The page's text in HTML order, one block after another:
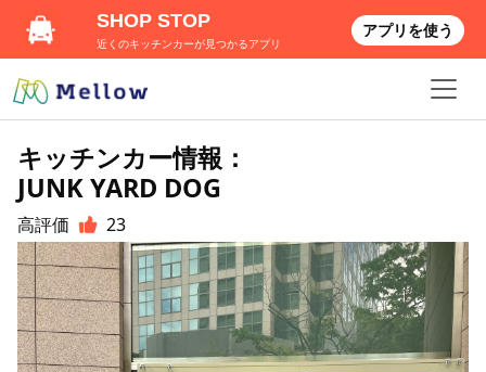
キッチンカー情報：
JUNK YARD DOG
高評価 23
SHOP STOP
近くのキッチンカーが見つかるアプリ
アプリを使う